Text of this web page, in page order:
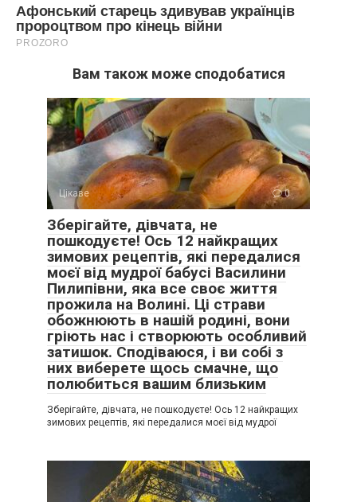
Вам також може сподобатися
Цікаве 0
Зберігайте, дівчата, не
пошкодуєте! Ось 12 найкращих
зимових рецептів, які передалися
моєї від мудрої бабусі Василини
Пилипівни, яка все своє життя
прожила на Волині. Ці страви
обожнюють в нашій родині, вони
гріють нас і створюють особливий
затишок. Сподіваюся, і ви собі з
них виберете щось смачне, що
полюбиться вашим близьким
Зберігайте, дівчата, не пошкодуєте! Ось 12 найкращих
зимових рецептів, які передалися моєї від мудрої